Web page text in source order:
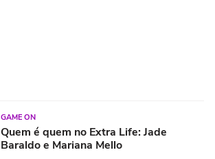
GAME ON
Quem é quem no Extra Life: Jade
Baraldo e Mariana Mello